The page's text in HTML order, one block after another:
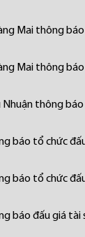
Mai thông
Mai thông
Nhuận thông
báo tổ chức
báo tổ chức
báo đấu giá tài